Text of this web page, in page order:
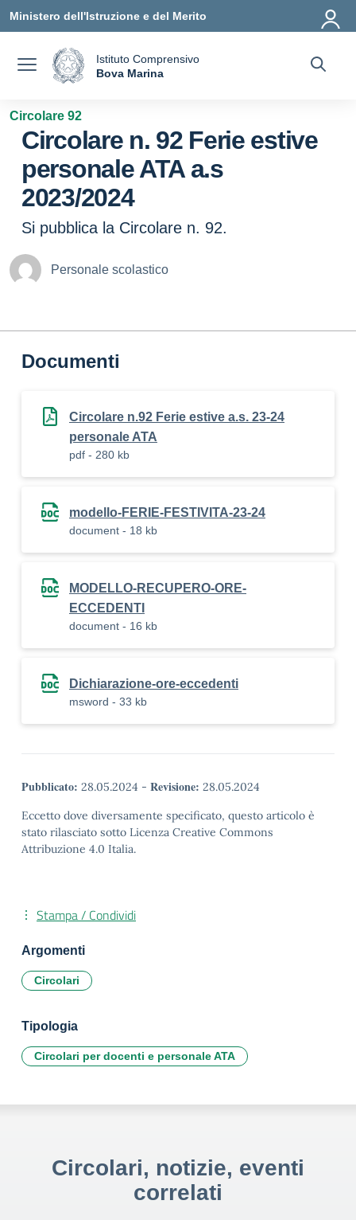
Vai ai contenuti
Vai al menu di navigazione
Vai al footer
Ministero dell'Istruzione e del Merito
Istituto Comprensivo
Bova Marina
Circolare 92
Circolare n. 92 Ferie estive
personale ATA a.s
2023/2024
Si pubblica la Circolare n. 92.
Personale scolastico
Documenti
Circolare n.92 Ferie estive a.s. 23-24
personale ATA
pdf - 280 kb
modello-FERIE-FESTIVITA-23-24
document - 18 kb
MODELLO-RECUPERO-ORE-
ECCEDENTI
document - 16 kb
Dichiarazione-ore-eccedenti
msword - 33 kb
Pubblicato: 28.05.2024 - Revisione: 28.05.2024
Eccetto dove diversamente specificato, questo articolo è
stato rilasciato sotto Licenza Creative Commons
Attribuzione 4.0 Italia.
Stampa / Condividi
Argomenti
Circolari
Tipologia
Circolari per docenti e personale ATA
Circolari, notizie, eventi
correlati